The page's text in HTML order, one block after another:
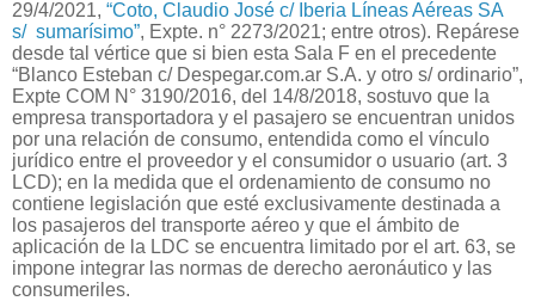
29/4/2021, “Coto, Claudio José c/ Iberia Líneas Aéreas SA
s/ sumarísimo”, Expte. n° 2273/2021; entre otros). Repárese
desde tal vértice que si bien esta Sala F en el precedente
“Blanco Esteban c/ Despegar.com.ar S.A. y otro s/ ordinario”,
Expte COM N° 3190/2016, del 14/8/2018, sostuvo que la
empresa transportadora y el pasajero se encuentran unidos
por una relación de consumo, entendida como el vínculo
jurídico entre el proveedor y el consumidor o usuario (art. 3
LCD); en la medida que el ordenamiento de consumo no
contiene legislación que esté exclusivamente destinada a
los pasajeros del transporte aéreo y que el ámbito de
aplicación de la LDC se encuentra limitado por el art. 63, se
impone integrar las normas de derecho aeronáutico y las
consumeriles.